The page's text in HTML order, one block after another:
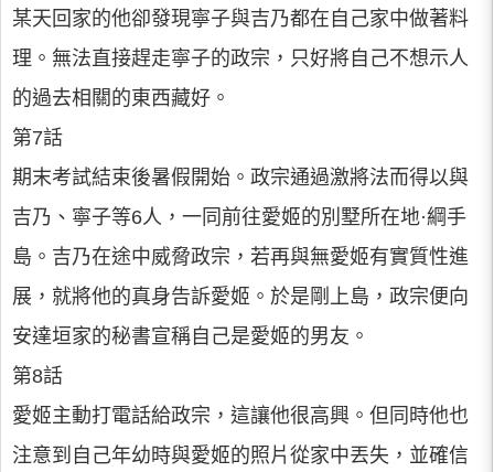
某天回家的他卻發現寧子與吉乃都在自己家中做著料
理。無法直接趕走寧子的政宗，只好將自己不想示人
的過去相關的東西藏好。
第7話
期末考試結束後暑假開始。政宗通過激將法而得以與
吉乃、寧子等6人，一同前往愛姬的別墅所在地·綱手
島。吉乃在途中威脅政宗，若再與無愛姬有實質性進
展，就將他的真身告訴愛姬。於是剛上島，政宗便向
安達垣家的秘書宣稱自己是愛姬的男友。
第8話
愛姬主動打電話給政宗，這讓他很高興。但同時他也
注意到自己年幼時與愛姬的照片從家中丟失，並確信